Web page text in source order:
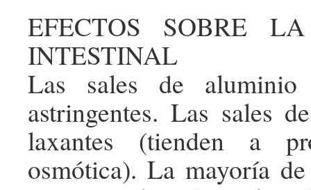
EFECTOS SOBRE
INTESTINAL
Las sales de
astringentes. Las sales
laxantes (tienden a
osmótica). La mayoría